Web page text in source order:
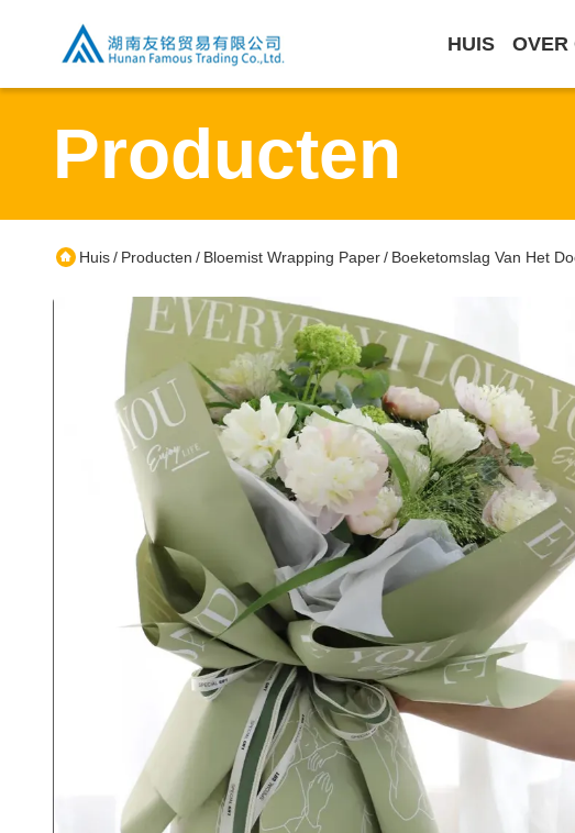
HUIS OVER
Producten
Huis/ Producten / Bloemist Wrapping Paper/ Boeketomslag Van Het